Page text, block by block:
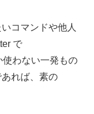
コマンドや他人
で
使わない一発もの
れば、素の